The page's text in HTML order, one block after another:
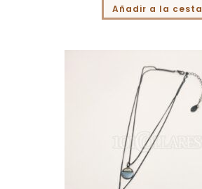
Añadir a la cesta